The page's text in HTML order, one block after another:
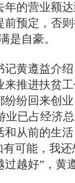
的营业额
前预定，否
是自豪。
记黄遵益介
来推进扶贫
纷纷回来创
业已占经济
和从前的生
可能，我
过越好”，黄